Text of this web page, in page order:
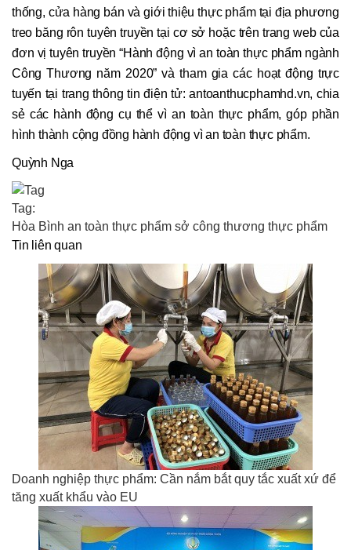
thống, cửa hàng bán và giới thiệu thực phẩm tại địa phương
treo băng rôn tuyên truyền tại cơ sở hoặc trên trang web của
đơn vị tuyên truyền “Hành động vì an toàn thực phẩm ngành
Công Thương năm 2020” và tham gia các hoạt động trực
tuyến tại trang thông tin điện tử: antoanthucphamhd.vn, chia
sẻ các hành động cụ thể vì an toàn thực phẩm, góp phần
hình thành cộng đồng hành động vì an toàn thực phẩm.
Quỳnh Nga
Tag:
Hòa Bình an toàn thực phẩm sở công thương thực phẩm
Tin liên quan
Doanh nghiệp thực phẩm: Cần nắm bắt quy tắc xuất xứ để
tăng xuất khẩu vào EU